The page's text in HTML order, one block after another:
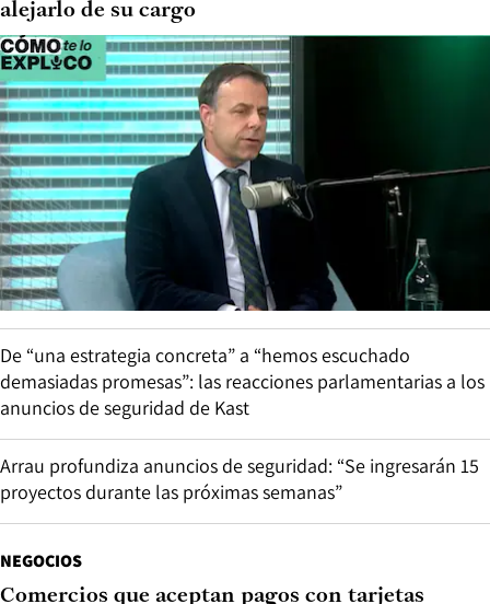
alejarlo de su cargo
De “una estrategia concreta” a “hemos escuchado
demasiadas promesas”: las reacciones parlamentarias a los
anuncios de seguridad de Kast
Arrau profundiza anuncios de seguridad: “Se ingresarán 15
proyectos durante las próximas semanas”
NEGOCIOS
Comercios que aceptan pagos con tarjetas